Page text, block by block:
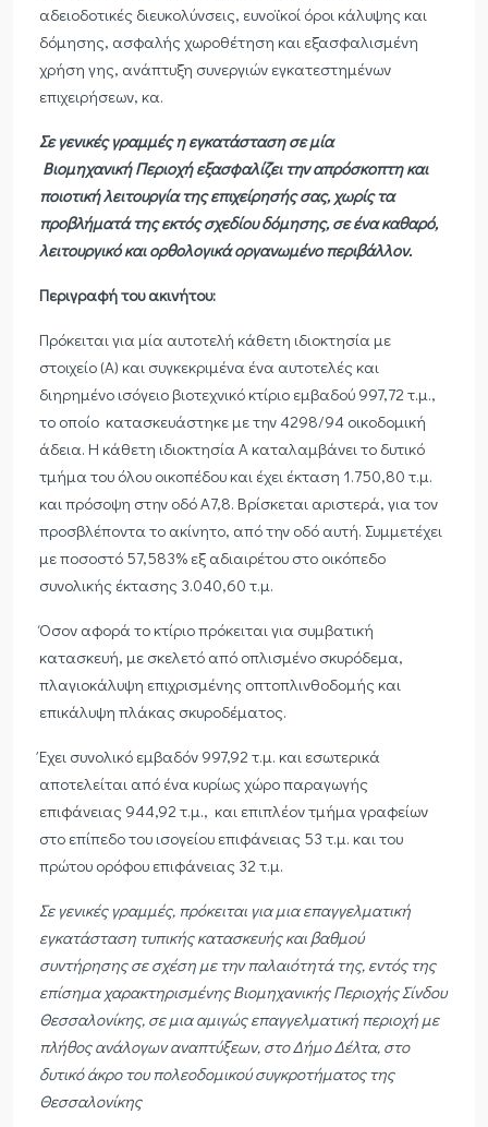
αδειοδοτικές διευκολύνσεις, ευνοϊκοί όροι κάλυψης και
δόμησης, ασφαλής χωροθέτηση και εξασφαλισμένη
χρήση γης, ανάπτυξη συνεργιών εγκατεστημένων
επιχειρήσεων, κα.
Σε γενικές γραμμές η εγκατάσταση σε μία
Βιομηχανική Περιοχή εξασφαλίζει την απρόσκοπτη και
ποιοτική λειτουργία της επιχείρησής σας, χωρίς τα
προβλήματά της εκτός σχεδίουδόµησης, σε ένα καθαρό,
λειτουργικό και ορθολογικά οργανωμένο περιβάλλον.
Περιγραφή του ακινήτου:
Πρόκειται για μία αυτοτελή κάθετη ιδιοκτησία με
στοιχείο (Α) και συγκεκριμένα ένα αυτοτελές και
διηρημένο ισόγειο βιοτεχνικό κτίριο εμβαδού 997,72 τ.μ.,
το οποίο κατασκευάστηκε με την 4298/94 οικοδομική
άδεια. Η κάθετη ιδιοκτησία Α καταλαμβάνει το δυτικό
τμήμα του όλου οικοπέδου και έχει έκταση 1.750,80 τ.μ.
και πρόσοψη στην οδό Α7,8. Βρίσκεται αριστερά, για τον
προσβλέποντα το ακίνητο, από την οδό αυτή. Συμμετέχει
με ποσοστό 57,583% εξ αδιαιρέτου στο οικόπεδο
συνολικής έκτασης 3.040,60 τ.μ.
Όσον αφορά το κτίριο πρόκειται για συμβατική
κατασκευή, με σκελετό από οπλισμένο σκυρόδεμα,
πλαγιοκάλυψη επιχρισμένης οπτοπλινθοδομής και
επικάλυψη πλάκας σκυροδέματος.
Έχει συνολικό εμβαδόν 997,92 τ.μ. και εσωτερικά
αποτελείται από ένα κυρίως χώρο παραγωγής
επιφάνειας 944,92 τ.μ., και επιπλέον τμήμα γραφείων
στο επίπεδο του ισογείου επιφάνειας 53 τ.μ. και του
πρώτου ορόφου επιφάνειας 32 τ.μ.
Σε γενικές γραμμές, πρόκειται για μια επαγγελματική
εγκατάσταση τυπικής κατασκευής και βαθμού
συντήρησης σε σχέση με την παλαιότητά της, εντός της
επίσημα χαρακτηρισμένης Βιομηχανικής ΠεριοχήςΣίνδου
Θεσσαλονίκης, σε μια αμιγώς επαγγελματική περιοχή με
πλήθος ανάλογων αναπτύξεων, στο Δήμο Δέλτα, στο
δυτικό άκρο του πολεοδομικού συγκροτήματος της
Θεσσαλονίκης